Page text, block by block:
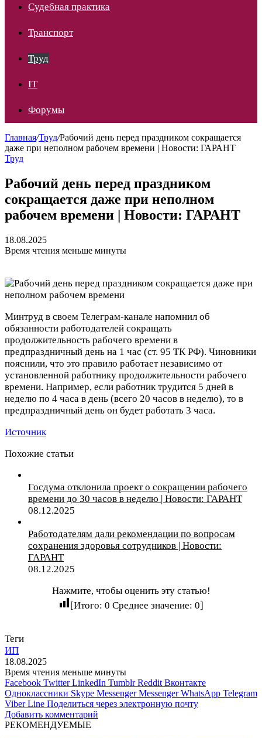
Судебная практика
Транспорт
Труд
IT
Форумы
Главная/Труд/Рабочий день перед праздником сокращается
даже при неполном рабочем времени | Новости: ГАРАНТ
Труд
Рабочий день перед праздником
сокращается даже при неполном
рабочем времени | Новости: ГАРАНТ
18.08.2025
Время чтения меньше минуты
Минтруд в своем Телеграм-канале напомнил об
обязанности работодателей сокращать
продолжительность рабочего времени в
предпраздничный день на 1 час (ст. 95 ТК РФ). Чиновники
пояснили, что это правило работает независимо от
установленной работнику продолжительности рабочего
времени. Например, если работник трудится 5 дней в
неделю по 4 часа в день (всего 20 часов в неделю), то в
предпраздничный день он будет работать 3 часа.
Источник
Похожие статьи
Госдума отклонила проект о сокращении рабочего
времени до 30 часов в неделю | Новости: ГАРАНТ
08.12.2025
Работодателям дали рекомендации по вопросам
сохранения здоровья сотрудников | Новости:
ГАРАНТ
08.12.2025
Нажмите, чтобы оценить эту статью!
[Итого: 0 Среднее значение: 0]
Теги
ИП
18.08.2025
Время чтения меньше минуты
Facebook Twitter LinkedIn Tumblr Reddit Вконтакте
Одноклассники Skype Messenger Messenger WhatsApp Telegram
Viber Line Поделиться через электронную почту
Добавить комментарий
РЕКОМЕНДУЕМЫЕ